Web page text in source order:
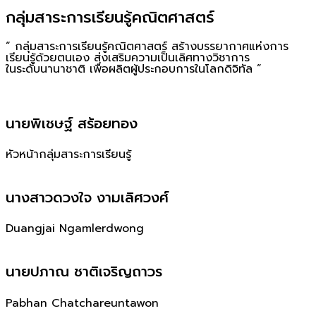
กลุ่มสาระการเรียนรู้คณิตศาสตร์
“ กลุ่มสาระการเรียนรู้คณิตศาสตร์ สร้างบรรยากาศแห่งการ
เรียนรู้ด้วยตนเอง ส่งเสริมความเป็นเลิศทางวิชาการ
ในระดับนานาชาติ เพื่อผลิตผู้ประกอบการในโลกดิจิทัล ”
นายพิเชษฐ์ สร้อยทอง
หัวหน้ากลุ่มสาระการเรียนรู้
นางสาวดวงใจ งามเลิศวงศ์
Duangjai Ngamlerdwong
นายปภาณ ชาติเจริญถาวร
Pabhan Chatchareuntawon